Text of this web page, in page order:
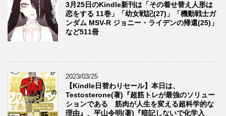
3月25日のKindle新刊は「その着せ替え人形は
恋をする 11巻」「幼女戦記(27)」「機動戦士ガ
ンダム MSV-R ジョニー・ライデンの帰還(25)」
など511冊
2023/03/25
【Kindle日替わりセール】本日は、
Testosterone(著)『超筋トレが最強のソリュー
ションである 筋肉が人生を変える超科学的な
理由』、平山令明(著)『暗記しないで化学入